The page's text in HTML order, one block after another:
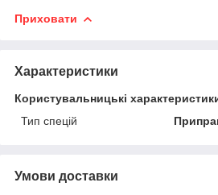
Приховати
Характеристики
Користувальницькі
Тип спецій
Умови доставки